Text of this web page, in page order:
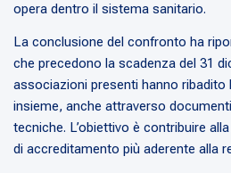
opera dentro il sistema sanitario.
La conclusione del confronto ha
che precedono la scadenza del 31
associazioni presenti hanno ribadito
insieme, anche attraverso
tecniche. L’obiettivo è contribuire
di accreditamento più aderente alla